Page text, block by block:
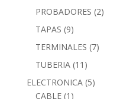
PROBADORES (2)
TAPAS (9)
TERMINALES (7)
TUBERIA (11)
ELECTRONICA (5)
CABLE (1)